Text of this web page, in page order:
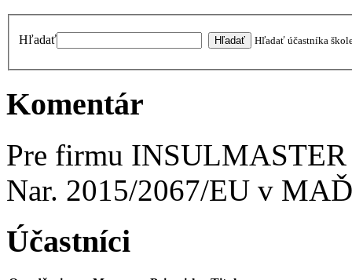
Hľadať Hľadať účastníka
Komentár
Pre firmu
Nar. 2015/2067/EU v
Účastníci